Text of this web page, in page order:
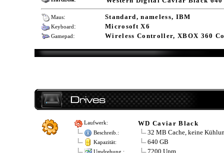
Maus: Standard, nameless, IBM
Keyboard: Microsoft X6
Gamepad: Wireless Controller, XBOX 360
Laufwerk: WD Caviar Black
Beschreib.: 32 MB Cache, keine
Kapazität: 640 GB
Umdrehung.: 7200 Upm